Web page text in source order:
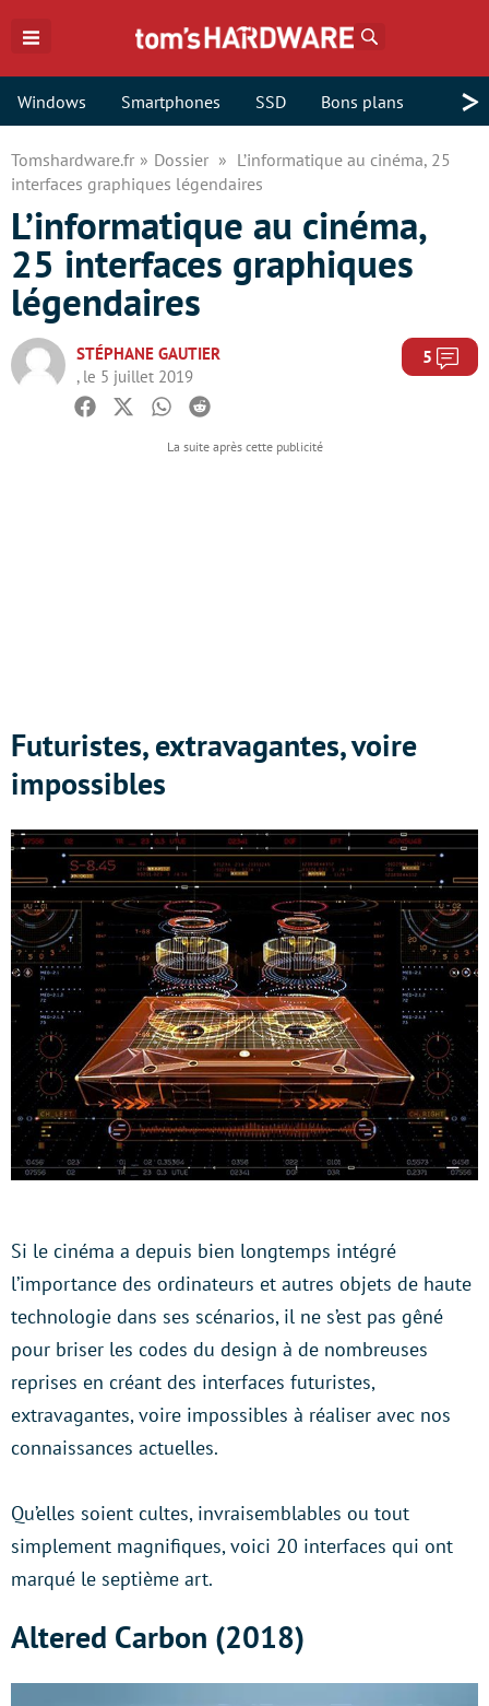
Windows Smartphones SSD Bons plans >
Tomshardware.fr Dossier
L’informatique au cinéma, 25
interfaces graphiques légendaires
L’informatique au cinéma,
25 interfaces graphiques
légendaires
STÉPHANE GAUTIER
, le 5 juillet 2019
5
Facebook
TwitterWhatsapp
Reddit
Futuristes, extravagantes, voire
impossibles
Si le cinéma a depuis bien longtemps intégré
l’importance des ordinateurs et autres objets de haute
technologie dans ses scénarios, il ne s’est pas gêné
pour briser les codes du design à de nombreuses
reprises en créant des interfaces futuristes,
extravagantes, voire impossibles à réaliser avec nos
connaissances actuelles.
Qu’elles soient cultes, invraisemblables ou tout
simplement magnifiques, voici 20 interfaces qui ont
marqué le septième art.
Altered Carbon (2018)